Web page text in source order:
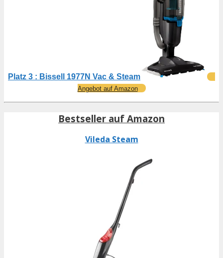
Platz 3 : Bissell 1977N Vac & Steam
Angebot auf Amazon
Bestseller auf Amazon
Vileda Steam